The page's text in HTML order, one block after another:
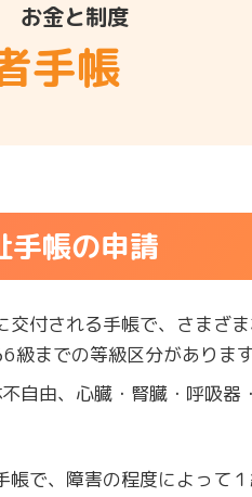
お金と制度
手帳
手帳の申請
付される手帳で、さまざ
級までの等級区分がありま
自由、心臓・腎臓・呼吸器
で、障害の程度によって